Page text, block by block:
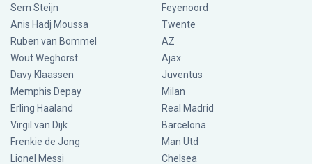
Sem Steijn
Anis Hadj Moussa
Ruben van Bommel
Wout Weghorst
Davy Klaassen
Memphis Depay
Erling Haaland
Virgil van Dijk
Frenkie de Jong
Lionel Messi
Feyenoord
Twente
AZ
Ajax
Juventus
Milan
Real Madrid
Barcelona
Man Utd
Chelsea